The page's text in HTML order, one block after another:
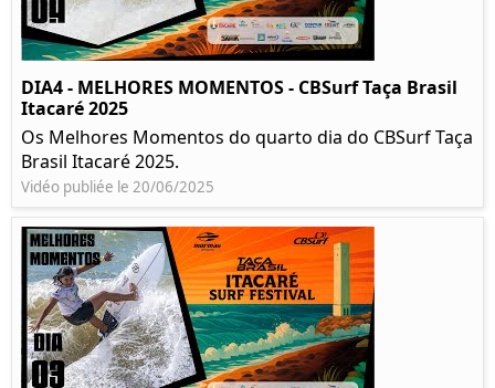
DIA4 - MELHORES MOMENTOS - CBSurf Taça Brasil
Itacaré 2025
Os Melhores Momentos do quarto dia do CBSurf Taça
Brasil Itacaré 2025.
Vidéo publiée le 20/06/2025